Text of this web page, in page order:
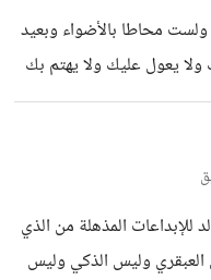
تبعدك عن اكتشاف ما لم
في أمكنة لم
محاطا بالأضواء وبعيد
يعول عليك ولا يهتم بك
ولا أحد يراك وما
عليك في أحزانك كما
السلبية فما الذي
للإبداعات المذهلة من الذي
ليس العبقري وليس الذكي وليس